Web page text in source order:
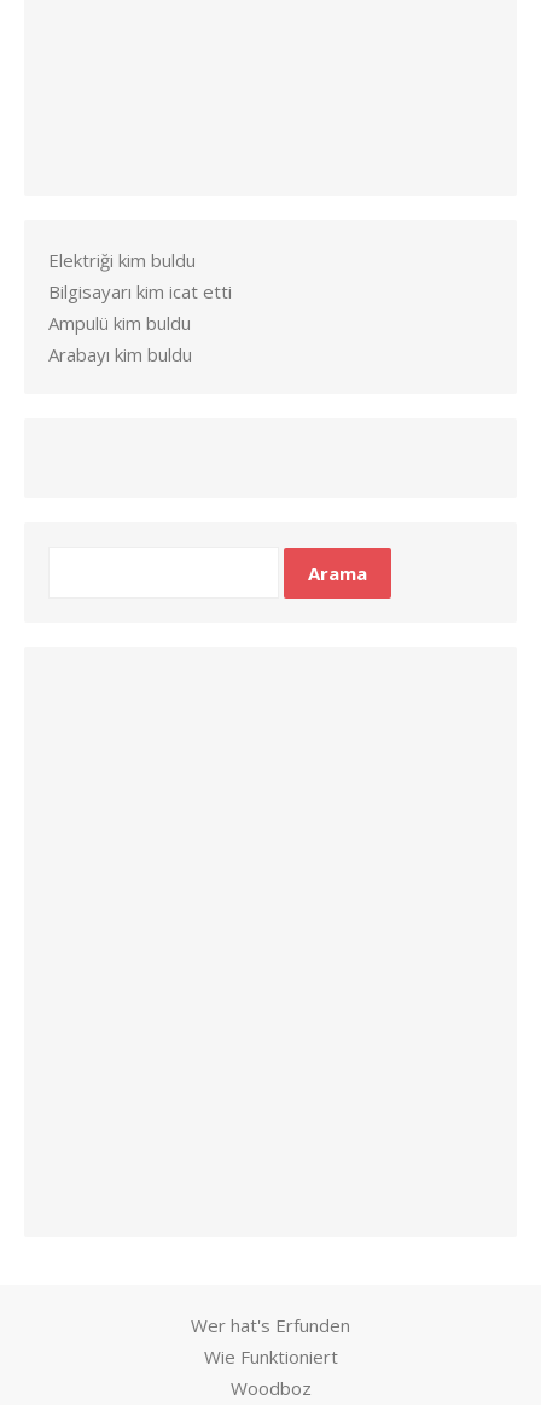
Elektriği kim buldu
Bilgisayarı kim icat etti
Ampulü kim buldu
Arabayı kim buldu
Wer hat's Erfunden
Wie Funktioniert
Woodboz